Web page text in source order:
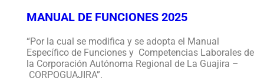
MANUAL DE FUNCIONES 2025
“Por la cual se modifica y se adopta el Manual
Específico de Funciones y Competencias Laborales de
la Corporación Autónoma Regional de La Guajira –
CORPOGUAJIRA”.